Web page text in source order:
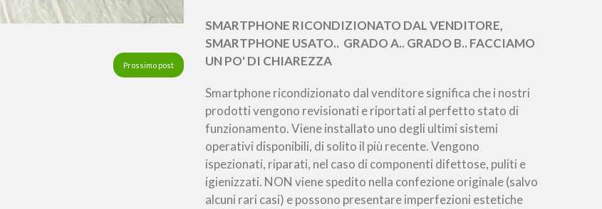
Prossimo post
SMARTPHONE RICONDIZIONATO DAL VENDITORE,
SMARTPHONE USATO.. GRADO A.. GRADO B.. FACCIAMO
UN PO' DI CHIAREZZA
Smartphone ricondizionato dal venditore significa che i nostri
prodotti vengono revisionati e riportati al perfetto stato di
funzionamento. Viene installato uno degli ultimi sistemi
operativi disponibili, di solito il più recente. Vengono
ispezionati, riparati, nel caso di componenti difettose, puliti e
igienizzati. NON viene spedito nella confezione originale (salvo
alcuni rari casi) e possono presentare imperfezioni estetiche